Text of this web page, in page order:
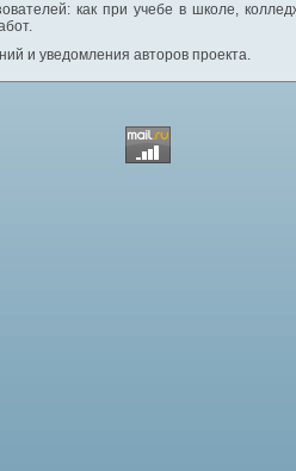
как при учебе в школе,
и уведомления авторов проекта.